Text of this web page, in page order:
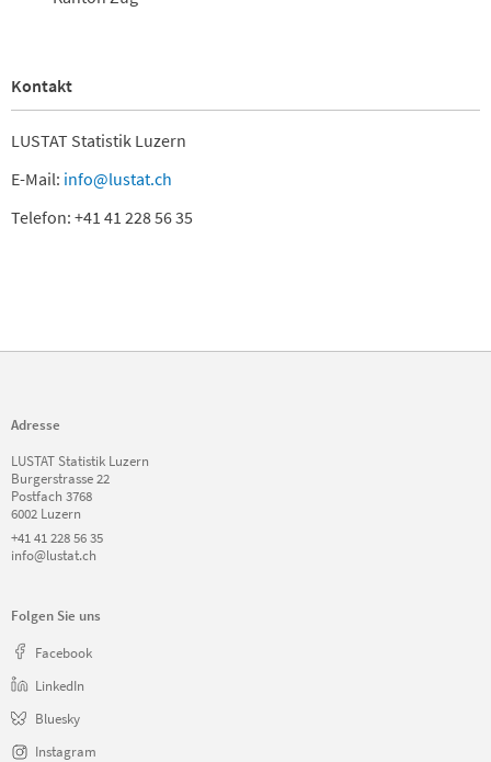
Kontakt
LUSTAT Statistik Luzern
E-Mail: info@lustat.ch
Telefon: +41 41 228 56 35
Adresse
LUSTAT Statistik Luzern
Burgerstrasse 22
Postfach 3768
6002 Luzern
+41 41 228 56 35
info@lustat.ch
Folgen Sie uns
Facebook
LinkedIn
Bluesky
Instagram